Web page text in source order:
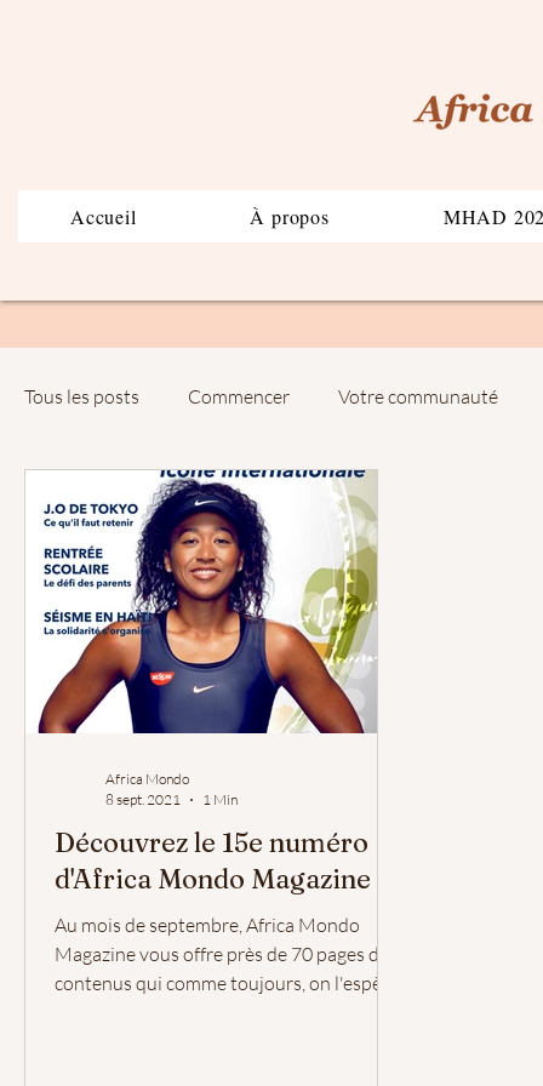
Accueil À propos MHAD
Tous les posts Commencer Votre communauté
Africa Mondo
8 sept. 2021
1 Min
Découvrez le 15e numéro
d'Africa Mondo Magazine
Au mois de septembre, Africa Mondo
Magazine vous offre près de 70 pages de
contenus qui comme toujours, on l'espère,